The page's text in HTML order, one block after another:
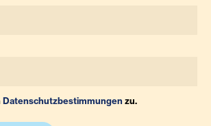
Datenschutzbestimmungenzu.